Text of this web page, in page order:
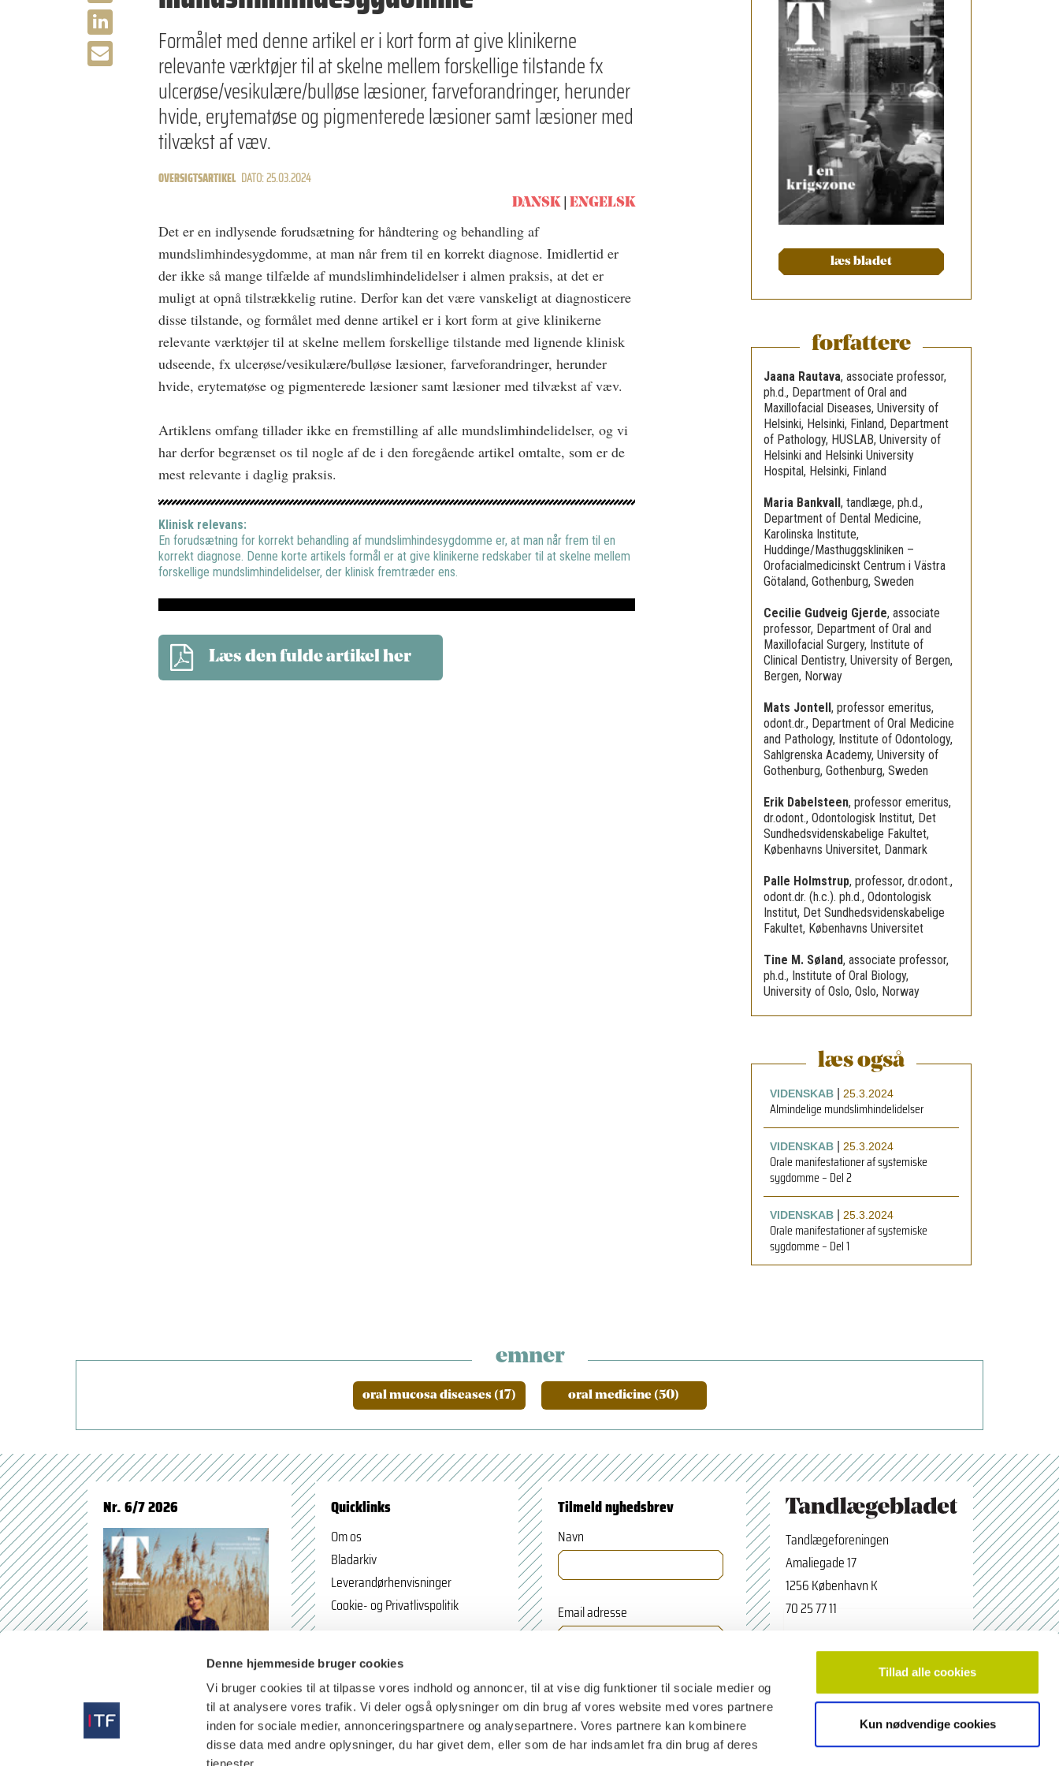
Denne hjemmeside bruger cookies
Vi bruger cookies til at tilpasse vores indhold og annoncer, til at vise dig funktioner til sociale medier og
til at analysere vores trafik. Vi deler også oplysninger om din brug af vores website med vores partnere
inden for sociale medier, annonceringspartnere og analysepartnere. Vores partnere kan kombinere
disse data med andre oplysninger, du har givet dem, eller som de har indsamlet fra din brug af deres
Tillad alle cookies
Kun nødvendige cookies
Formålet med denne artikel er i kort form at give klinikerne
relevante værktøjer til at skelne mellem forskellige tilstande fx
ulcerøse/vesikulære/bulløse læsioner, farveforandringer, herunder
hvide, erytematøse og pigmenterede læsioner samt læsioner med
tilvækst af væv.
OVERSIGTSARTIKEL DATO: 25.03.2024
DANSK ENGELSK
Det er en indlysende forudsætning for håndtering og behandling af
mundslimhindesygdomme, at man når frem til en korrekt diagnose. Imidlertid er
der ikke så mange tilfælde af mundslimhindelidelser i almen praksis, at det er
muligt at opnå tilstrækkelig rutine. Derfor kan det være vanskeligt at diagnosticere
disse tilstande, og formålet med denne artikel er i kort form at give klinikerne
relevante værktøjer til at skelne mellem forskellige tilstande med lignende klinisk
udseende, fx ulcerøse/vesikulære/bulløse læsioner, farveforandringer, herunder
hvide, erytematøse og pigmenterede læsioner samt læsioner med tilvækst af væv.
Artiklens omfang tillader ikke en fremstilling af alle mundslimhindelidelser, og vi
har derfor begrænset os til nogle af de i den foregående artikel omtalte, som er de
mest relevante i daglig praksis.
Klinisk relevans:
En forudsætning for korrekt behandling af mundslimhindesygdomme er, at man når frem til en
korrekt diagnose. Denne korte artikels formål er at give klinikerne redskaber til at skelne mellem
forskellige mundslimhindelidelser, der klinisk fremtræder ens.
Læs den fulde artikel her
læs bladet
forfattere
Jaana Rautava, associate professor,
ph.d., Department of Oral and
Maxillofacial Diseases, University of
Helsinki, Helsinki, Finland, Department
of Pathology, HUSLAB, University of
Helsinki and Helsinki University
Hospital, Helsinki, Finland
Maria Bankvall, tandlæge, ph.d.,
Department of Dental Medicine,
Karolinska Institute,
Huddinge/Masthuggskliniken –
Orofacialmedicinskt Centrum i Västra
Götaland, Gothenburg, Sweden
Cecilie Gudveig Gjerde, associate
professor, Department of Oral and
Maxillofacial Surgery, Institute of
Clinical Dentistry, University of Bergen,
Bergen, Norway
Mats Jontell, professor emeritus,
odont.dr., Department of Oral Medicine
and Pathology, Institute of Odontology,
Sahlgrenska Academy, University of
Gothenburg, Gothenburg, Sweden
Erik Dabelsteen, professor emeritus,
dr.odont., Odontologisk Institut, Det
Sundhedsvidenskabelige Fakultet,
Københavns Universitet, Danmark
Palle Holmstrup, professor, dr.odont.,
odont.dr. (h.c.). ph.d., Odontologisk
Institut, Det Sundhedsvidenskabelige
Fakultet, Københavns Universitet
Tine M. Søland, associate professor,
ph.d., Institute of Oral Biology,
University of Oslo, Oslo, Norway
læs også
VIDENSKAB| 25.3.2024
Almindelige mundslimhindelidelser
VIDENSKAB| 25.3.2024
Orale manifestationer af systemiske
sygdomme – Del 2
VIDENSKAB| 25.3.2024
Orale manifestationer af systemiske
sygdomme – Del 1
emner
oral mucosa diseases (17) oral medicine (50)
Nr. 6/7 2026 Quicklinks
Om os
Bladarkiv
Leverandørhenvisninger
Cookie- og Privatlivspolitik
Tilmeld nyhedsbrev
Navn
Email adresse
Tandlægeforeningen
Amaliegade 17
1256 København K
70 25 77 11
tbredaktion@tdl.dk
facebook.com/odontologerne
×
Email adresse